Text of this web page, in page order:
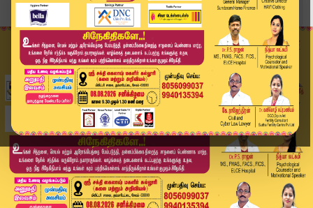
உடைந்த எலும்பை ஒட்டவைக்கும்.. அதிசயம் செய்யும் ...